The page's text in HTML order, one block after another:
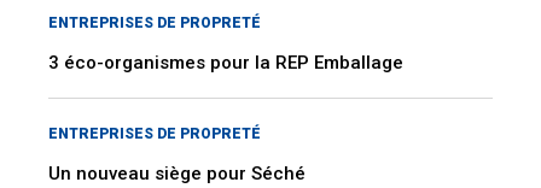
ENTREPRISES DE PROPRETÉ
3 éco-organismes pour la REP Emballage
ENTREPRISES DE PROPRETÉ
Un nouveau siège pour Séché